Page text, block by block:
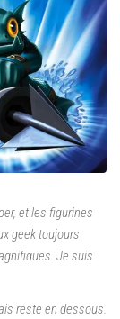
et les figurines
geek toujours
Je suis
reste en dessous.